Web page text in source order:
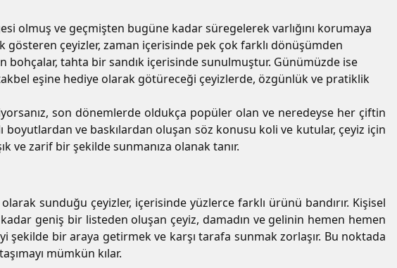
olmuş ve geçmişten bugüne kadar süregelerek varlığını korumaya
çeyizler, zaman içerisinde pek çok farklı dönüşümden
bohçalar, tahta bir sandık içerisinde sunulmuştur. Günümüzde ise
eşine hediye olarak götüreceği çeyizlerde, özgünlük ve pratiklik
son dönemlerde oldukça popüler olan ve neredeyse her çiftin
ve baskılardan oluşan söz konusu koli ve kutular, çeyiz için
ve zarif bir şekilde sunmanıza olanak tanır.
sunduğu çeyizler, içerisinde yüzlerce farklı ürünü bandırır. Kişisel
geniş bir listeden oluşan çeyiz, damadın ve gelinin hemen hemen
şekilde bir araya getirmek ve karşı tarafa sunmak zorlaşır. Bu noktada
mümkün kılar.